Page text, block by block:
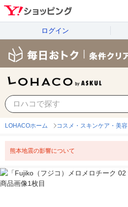
ログイン
LOHACOホーム コスメ・スキンケア・美容
熊本地震の影響について